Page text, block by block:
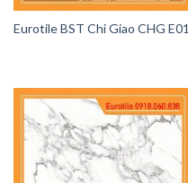
Eurotile BST Chi Giao CHG E01